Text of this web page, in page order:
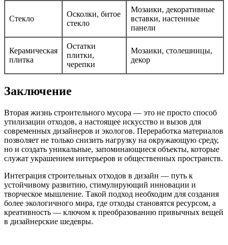
Стекло
Осколки, битое
стекло
Мозаики, декоративные
вставки, настенные
панели
Керамическая
плитка
Остатки
плитки,
черепки
Мозаики, столешницы,
декор
Заключение
Вторая жизнь строительного мусора — это не просто способ
утилизации отходов, а настоящее искусство и вызов для
современных дизайнеров и экологов. Переработка материалов
позволяет не только снизить нагрузку на окружающую среду,
но и создать уникальные, запоминающиеся объекты, которые
служат украшением интерьеров и общественных пространств.
Интеграция строительных отходов в дизайн — путь к
устойчивому развитию, стимулирующий инновации и
творческое мышление. Такой подход необходим для создания
более экологичного мира, где отходы становятся ресурсом, а
креативность — ключом к преобразованию привычных вещей
в дизайнерские шедевры.